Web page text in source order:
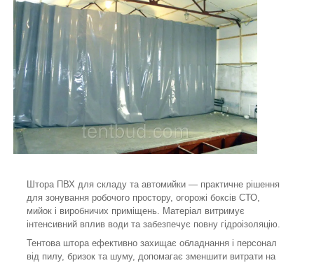
Штора ПВХ для складу та автомийки — практичне рішення
для зонування робочого простору, огорожі боксів СТО,
мийок і виробничих приміщень. Матеріал витримує
інтенсивний вплив води та забезпечує повну гідроізоляцію.
Тентова штора ефективно захищає обладнання і персонал
від пилу, бризок та шуму, допомагає зменшити витрати на